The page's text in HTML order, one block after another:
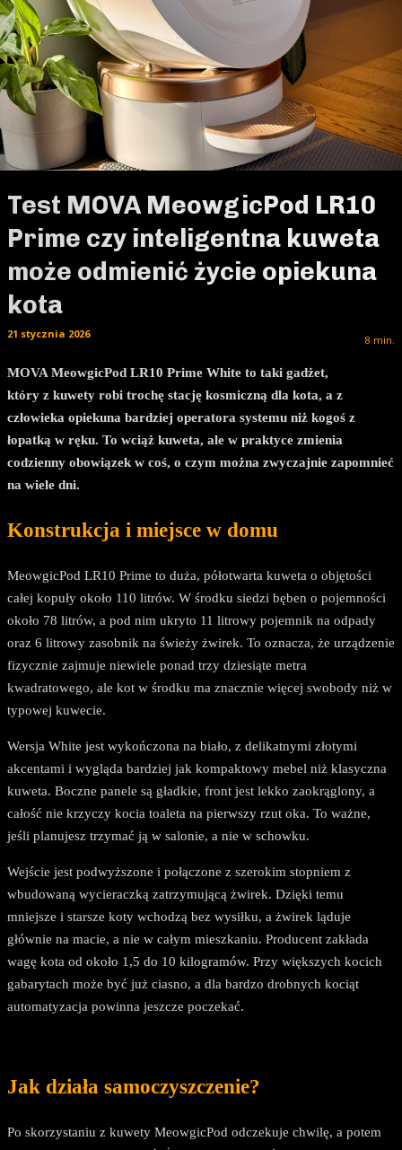
Test MOVA MeowgicPod LR10
Prime czy inteligentna kuweta
może odmienić życie opiekuna
kota
8 min.
21 stycznia 2026
MOVA MeowgicPod LR10 Prime White to taki gadżet,
który z kuwety robi trochę stację kosmiczną dla kota, a z
człowieka opiekuna bardziej operatora systemu niż kogoś z
łopatką w ręku. To wciąż kuweta, ale w praktyce zmienia
codzienny obowiązek w coś, o czym można zwyczajnie zapomnieć
na wiele dni.
Konstrukcja i miejsce w domu
MeowgicPod LR10 Prime to duża, półotwarta kuweta o objętości
całej kopuły około 110 litrów. W środku siedzi bęben o pojemności
około 78 litrów, a pod nim ukryto 11 litrowy pojemnik na odpady
oraz 6 litrowy zasobnik na świeży żwirek. To oznacza, że urządzenie
fizycznie zajmuje niewiele ponad trzy dziesiąte metra
kwadratowego, ale kot w środku ma znacznie więcej swobody niż w
typowej kuwecie.
Wersja White jest wykończona na biało, z delikatnymi złotymi
akcentami i wygląda bardziej jak kompaktowy mebel niż klasyczna
kuweta. Boczne panele są gładkie, front jest lekko zaokrąglony, a
całość nie krzyczy kocia toaleta na pierwszy rzut oka. To ważne,
jeśli planujesz trzymać ją w salonie, a nie w schowku.
Wejście jest podwyższone i połączone z szerokim stopniem z
wbudowaną wycieraczką zatrzymującą żwirek. Dzięki temu
mniejsze i starsze koty wchodzą bez wysiłku, a żwirek ląduje
głównie na macie, a nie w całym mieszkaniu. Producent zakłada
wagę kota od około 1,5 do 10 kilogramów. Przy większych kocich
gabarytach może być już ciasno, a dla bardzo drobnych kociąt
automatyzacja powinna jeszcze poczekać.
Jak działa samoczyszczenie?
Po skorzystaniu z kuwety MeowgicPod odczekuje chwilę, a potem